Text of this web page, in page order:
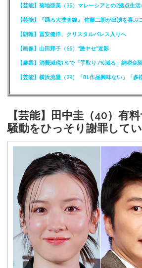
【芸能】菊地亜美（35）マレーシアとの2拠点生
【芸能】『踊る大捜査線』 佐藤二朗が出演を喜ぶ
【朗報】冨安健洋、クリスタルパレス入りへ
【画像】山田邦子（66）“激ヤセ”近影
【農業】消費減税1％で「手取り7％減る」納税免
【芸能】田中圭（40）有
騒動をひっそり謝罪して